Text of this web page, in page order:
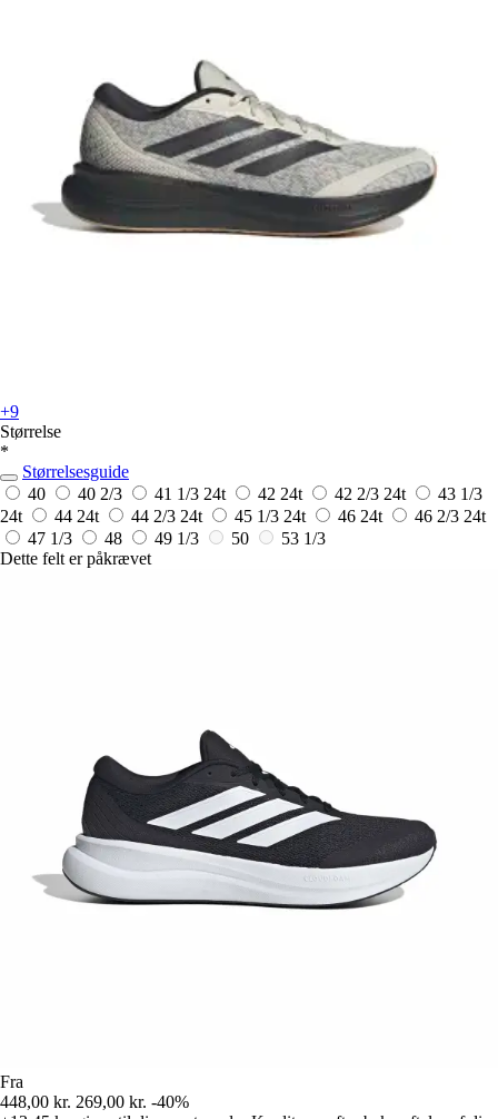
+9
Størrelse
*
Størrelsesguide
40
40 2/3 41 1/3 24t 42 24t 42 2/3 24t
43 1/3
24t
44 24t 44 2/3 24t 45 1/3 24t 46 24t 46 2/3 24t
47 1/3
48 49 1/3 50
53 1/3
Dette felt er påkrævet
Fra
448,00 kr. 269,00 kr. -40%